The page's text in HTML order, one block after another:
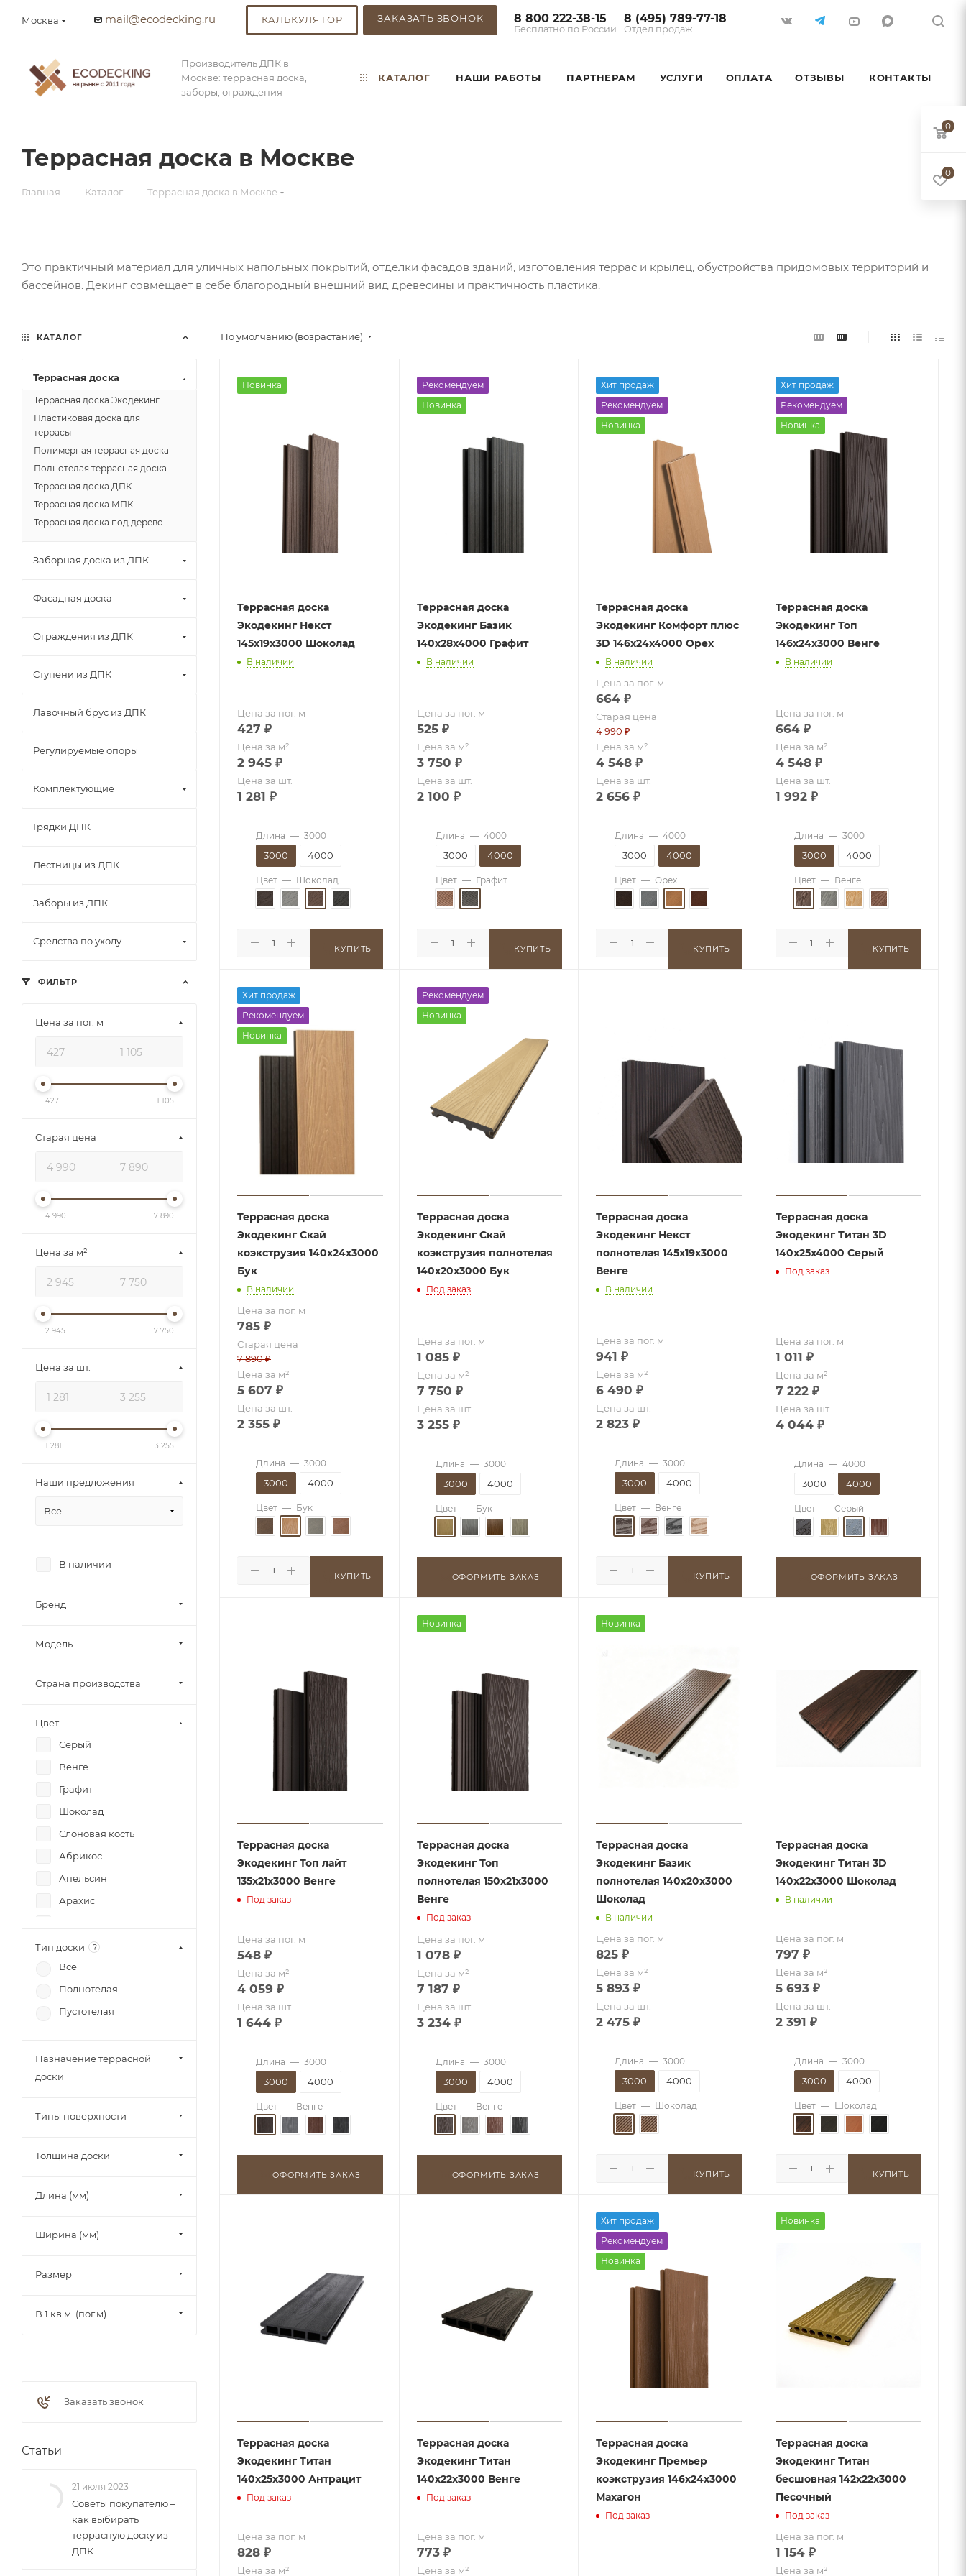
Москва mail@ecodecking.ru КАЛЬКУЛЯТОР ЗАКАЗАТЬ ЗВОНОК 8 800 222-38-15
Бесплатно по России
8 (495) 789-77-18
Отдел продаж
Производитель ДПК в
Москве: террасная доска,
заборы, ограждения
КАТАЛОГ НАШИ РАБОТЫ ПАРТНЕРАМ УСЛУГИ ОПЛАТА ОТЗЫВЫ КОНТАКТЫ
Террасная доска в Москве
Главная — Каталог — Террасная доска в Москве
Это практичный материал для уличных напольных покрытий, отделки фасадов зданий, изготовления террас и крылец, обустройства придомовых территорий и
бассейнов. Декинг совмещает в себе благородный внешний вид древесины и практичность пластика.
По умолчанию (возрастание)
Новинка
Террасная доска
Экодекинг Некст
145х19х3000 Шоколад
В наличии
Цена за пог. м
427 ₽
Цена за м²
2 945 ₽
Цена за шт.
1 281 ₽
Длина — 3000
3000 4000
Цвет — Шоколад
КУПИТЬ
Рекомендуем
Новинка
Террасная доска
Экодекинг Базик
140х28х4000 Графит
В наличии
Цена за пог. м
525₽
Цена за м²
3 750 ₽
Цена за шт.
2 100 ₽
Длина — 4000
3000 4000
Цвет — Графит
КУПИТЬ
Хит продаж
Рекомендуем
Новинка
Террасная доска
Экодекинг Комфорт плюс
3D 146х24x4000 Орех
В наличии
Цена за пог. м
664 ₽
Старая цена
4 990₽
Цена за м²
4 548 ₽
Цена за шт.
2 656 ₽
Длина — 4000
3000 4000
Цвет — Орех
КУПИТЬ
Хит продаж
Рекомендуем
Новинка
Террасная доска
Экодекинг Топ
146x24x3000 Венге
В наличии
Цена за пог. м
664₽
Цена за м²
4 548₽
Цена за шт.
1 992₽
Длина — 3000
3000 4000
Цвет — Венге
КУПИТЬ
Хит продаж
Рекомендуем
Новинка
Террасная доска
Экодекинг Скай
коэкструзия 140х24х3000
Бук
В наличии
Цена за пог. м
785 ₽
Старая цена
7 890₽
Цена за м²
5 607 ₽
Цена за шт.
2 355 ₽
Длина — 3000
3000 4000
Цвет — Бук
КУПИТЬ
Рекомендуем
Новинка
Террасная доска
Экодекинг Скай
коэкструзия полнотелая
140х20х3000 Бук
Под заказ
Цена за пог. м
1 085₽
Цена за м²
7 750 ₽
Цена за шт.
3 255₽
Длина — 3000
3000 4000
Цвет — Бук
ОФОРМИТЬ ЗАКАЗ
Террасная доска
Экодекинг Некст
полнотелая 145х19x3000
Венге
В наличии
Цена за пог. м
941 ₽
Цена за м²
6 490 ₽
Цена за шт.
2 823 ₽
Длина — 3000
3000 4000
Цвет — Венге
КУПИТЬ
Террасная доска
Экодекинг Титан 3D
140х25x4000 Серый
Под заказ
Цена за пог. м
1 011 ₽
Цена за м²
7 222₽
Цена за шт.
4 044₽
Длина — 4000
3000 4000
Цвет — Серый
ОФОРМИТЬ ЗАКАЗ
Террасная доска
Экодекинг Топ лайт
135x21x3000 Венге
Под заказ
Цена за пог. м
548 ₽
Цена за м²
4 059 ₽
Цена за шт.
1 644 ₽
Длина — 3000
3000 4000
Цвет — Венге
ОФОРМИТЬ ЗАКАЗ
Новинка
Террасная доска
Экодекинг Топ
полнотелая 150x21x3000
Венге
Под заказ
Цена за пог. м
1 078₽
Цена за м²
7 187 ₽
Цена за шт.
3 234₽
Длина — 3000
3000 4000
Цвет — Венге
ОФОРМИТЬ ЗАКАЗ
Новинка
Террасная доска
Экодекинг Базик
полнотелая 140х20х3000
Шоколад
В наличии
Цена за пог. м
825 ₽
Цена за м²
5 893 ₽
Цена за шт.
2 475 ₽
Длина — 3000
3000 4000
Цвет — Шоколад
КУПИТЬ
Террасная доска
Экодекинг Титан 3D
140х22х3000 Шоколад
В наличии
Цена за пог. м
797 ₽
Цена за м²
5 693₽
Цена за шт.
2 391 ₽
Длина — 3000
3000 4000
Цвет — Шоколад
КУПИТЬ
Террасная доска
Экодекинг Титан
140х25x3000 Антрацит
Под заказ
Цена за пог. м
828 ₽
Цена за м²
Террасная доска
Экодекинг Титан
140х22х3000 Венге
Под заказ
Цена за пог. м
773₽
Цена за м²
Хит продаж
Рекомендуем
Новинка
Террасная доска
Экодекинг Премьер
коэкструзия 146х24х3000
Махагон
Под заказ
Новинка
Террасная доска
Экодекинг Титан
бесшовная 142х22x3000
Песочный
Под заказ
Цена за пог. м
1 154₽
Цена за м²
КАТАЛОГ
Террасная доска
Террасная доска Экодекинг
Пластиковая доска для
террасы
Полимерная террасная доска
Полнотелая террасная доска
Террасная доска ДПК
Террасная доска МПК
Террасная доска под дерево
Заборная доска из ДПК
Фасадная доска
Ограждения из ДПК
Ступени из ДПК
Лавочный брус из ДПК
Регулируемые опоры
Комплектующие
Грядки ДПК
Лестницы из ДПК
Заборы из ДПК
Средства по уходу
ФИЛЬТР
Цена за пог. м
427 1 105
Старая цена
4 990 7 890
Цена за м²
2 945 7 750
Цена за шт.
1 281 3 255
Наши предложения
Все
В наличии
Бренд
Модель
Страна производства
Цвет
Серый
Венге
Графит
Шоколад
Слоновая кость
Абрикос
Апельсин
Арахис
Белая ночь
Белый
Бронза
Дуб
Кедр
Махагон
Рябина
Сонома
Тик Вельвет
Эбен
(Шоколад/Венге)
Коричневый
Золотой
Какао
Тип доски ?
Все
Полнотелая
Пустотелая
Назначение террасной
доски
Типы поверхности
Толщина доски
Длина (мм)
Ширина (мм)
Размер
В 1 кв.м. (пог.м)
Заказать звонок
Статьи
21 июля 2023
Советы покупателю –
как выбирать
террасную доску из
ДПК
0
0